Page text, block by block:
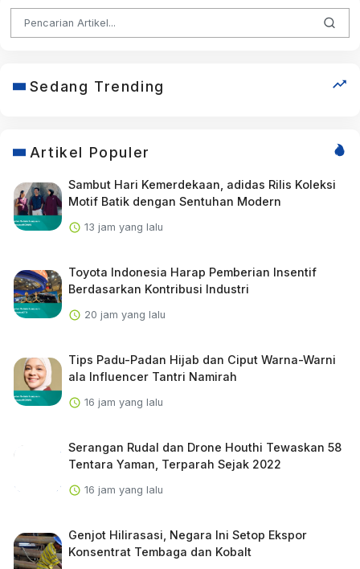
Sedang Trending
Artikel Populer
Sambut Hari Kemerdekaan, adidas Rilis Koleksi
Motif Batik dengan Sentuhan Modern
13 jam yang lalu
Toyota Indonesia Harap Pemberian Insentif
Berdasarkan Kontribusi Industri
20 jam yang lalu
Tips Padu-Padan Hijab dan Ciput Warna-Warni
ala Influencer Tantri Namirah
16 jam yang lalu
Serangan Rudal dan Drone Houthi Tewaskan 58
Tentara Yaman, Terparah Sejak 2022
16 jam yang lalu
Genjot Hilirasasi, Negara Ini Setop Ekspor
Konsentrat Tembaga dan Kobalt